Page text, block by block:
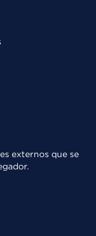
externos que se